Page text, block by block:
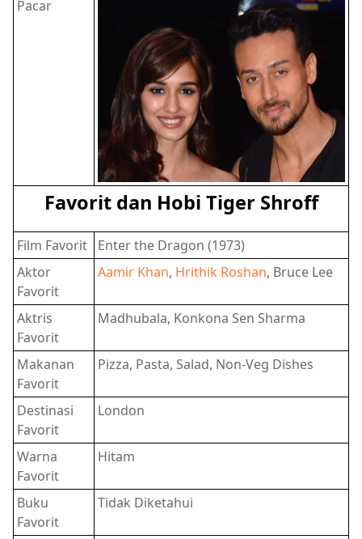
Pacar
Favorit dan Hobi Tiger Shroff
Film Favorit
Enter the Dragon (1973)
Aktor
Favorit
Aamir Khan, Hrithik Roshan, Bruce Lee
Aktris
Favorit
Madhubala, Konkona Sen Sharma
Makanan
Favorit
Pizza, Pasta, Salad, Non-Veg Dishes
Destinasi
Favorit
London
Warna
Favorit
Hitam
Buku
Favorit
Tidak Diketahui